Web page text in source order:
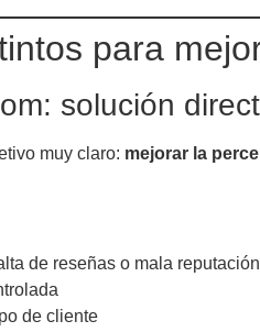
para
solución
muy claro: mejorar la
de reseñas o mala
de cliente